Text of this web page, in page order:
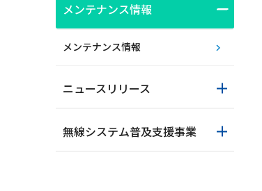
おトクな情報
メンテナンス情報
メンテナンス情報
ニュースリリース
無線システム普及支援事業